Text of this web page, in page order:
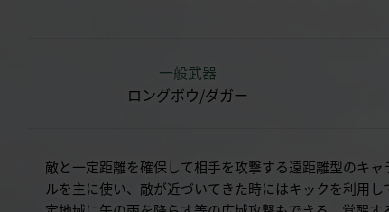
一般武器
ロングボウ/ダガー
敵と一定距離を確保して相手を攻撃する遠距離型のキ
ルを主に使い、敵が近づいてきた時にはキックを利用